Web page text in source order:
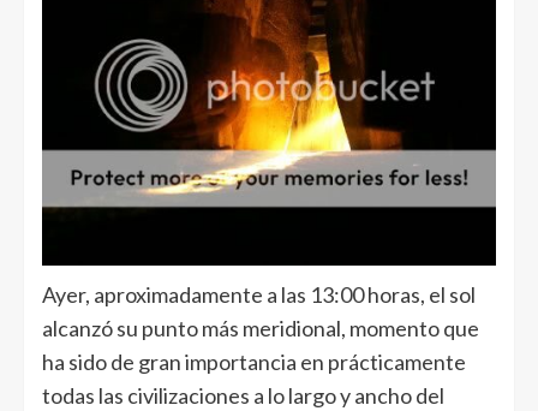
Ayer, aproximadamente a las 13:00 horas, el sol
alcanzó su punto más meridional, momento que
ha sido de gran importancia en prácticamente
todas las civilizaciones a lo largo y ancho del